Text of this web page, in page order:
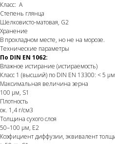
Класс: A
Степень глянца
Шелковисто-матовая, G2
Хранение
В прохладном месте, но не на морозе.
Технические параметры
По DIN EN 1062:
Влажное истирание (истираемость)
Класс 1 (высший) по DIN EN 13300: < 5
Максимальная величина зерна
100 µм, S1
Плотность
ок. 1,4 г/см3
Толщина сухого слоя
50–100 µм, E2
Коэфициент диффузии, эквивалент